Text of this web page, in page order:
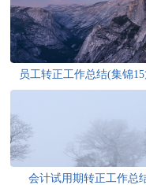
员工转正工作总结(集锦
会计试用期转正工作总